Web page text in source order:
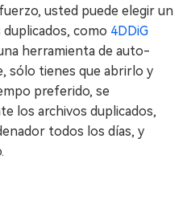
usted puede elegir un
como 4DDiG
herramienta de auto-
sólo tienes que abrirlo y
preferido, se
los archivos duplicados,
todos los días, y